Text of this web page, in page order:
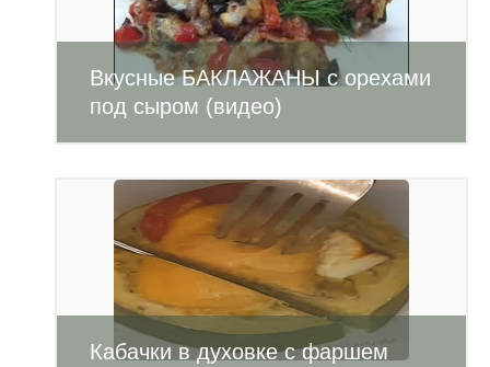
Вкусные БАКЛАЖАНЫ с орехами
под сыром (видео)
Кабачки в духовке с фаршем